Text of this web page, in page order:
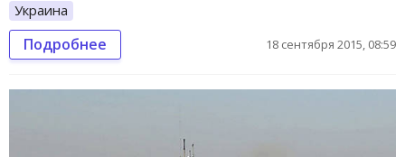
Украина
Подробнее 18 сентября 2015, 08:59